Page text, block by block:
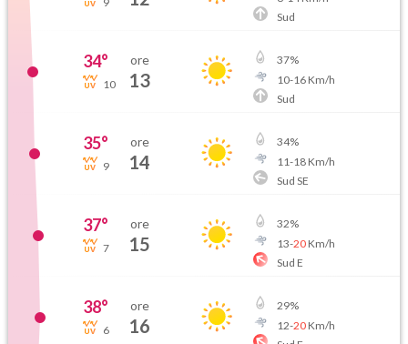
Sud
34°
10
ore
13
37%
10-16Km/h
Sud
35°
9
ore
14
34%
11-18Km/h
Sud SE
37°
7
ore
15
32%
13-20Km/h
Sud E
38°
6
ore
16
29%
12-20Km/h